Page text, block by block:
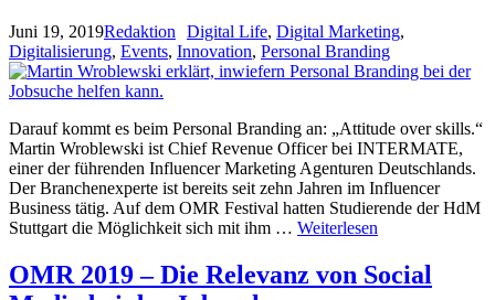
Juni 19, 2019Redaktion Digital Life, Digital Marketing,
Digitalisierung, Events, Innovation, Personal Branding
Darauf kommt es beim Personal Branding an: „Attitude over skills.“
Martin Wroblewski ist Chief Revenue Officer bei INTERMATE,
einer der führenden Influencer Marketing Agenturen Deutschlands.
Der Branchenexperte ist bereits seit zehn Jahren im Influencer
Business tätig. Auf dem OMR Festival hatten Studierende der HdM
Stuttgart die Möglichkeit sich mit ihm … Weiterlesen
OMR 2019 – Die Relevanz von Social